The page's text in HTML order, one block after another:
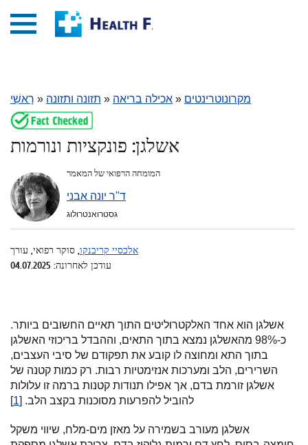
רָאשִׁי » תזונה ותזונה » אכילה בריאה » מקרונוטרינטים
אשלגן: פונקציות ונורמות
המומחה הרפואי של המאמר
ד"ר יונה אבני
גסטרואנטרולוג
אלכסיי קריבנקו, סוקר רפואי, עורך
עודכן לאחרונה: 04.07.2025
אשלגן הוא אחד האלקטרוליטים התוך תאיים החשובים ביותר.
כ-98% מהאשלגן נמצא בתוך התאים, וההבדל בריכוזי האשלגן
בתוך התא ומחוצה לו קובע את תפקודם של סיבי העצבים,
השרירים, הלב ומערכות אנזימטיות רבות. רק כמות קטנה של
אשלגן זורמת בדם, אך אפילו תנודות קטנות ברמה זו עלולות
להוביל להפרעות מסוכנות בקצב הלב. [1
]
אשלגן מעורב בשמירה על מאזן מים-מלח, שיווי משקל